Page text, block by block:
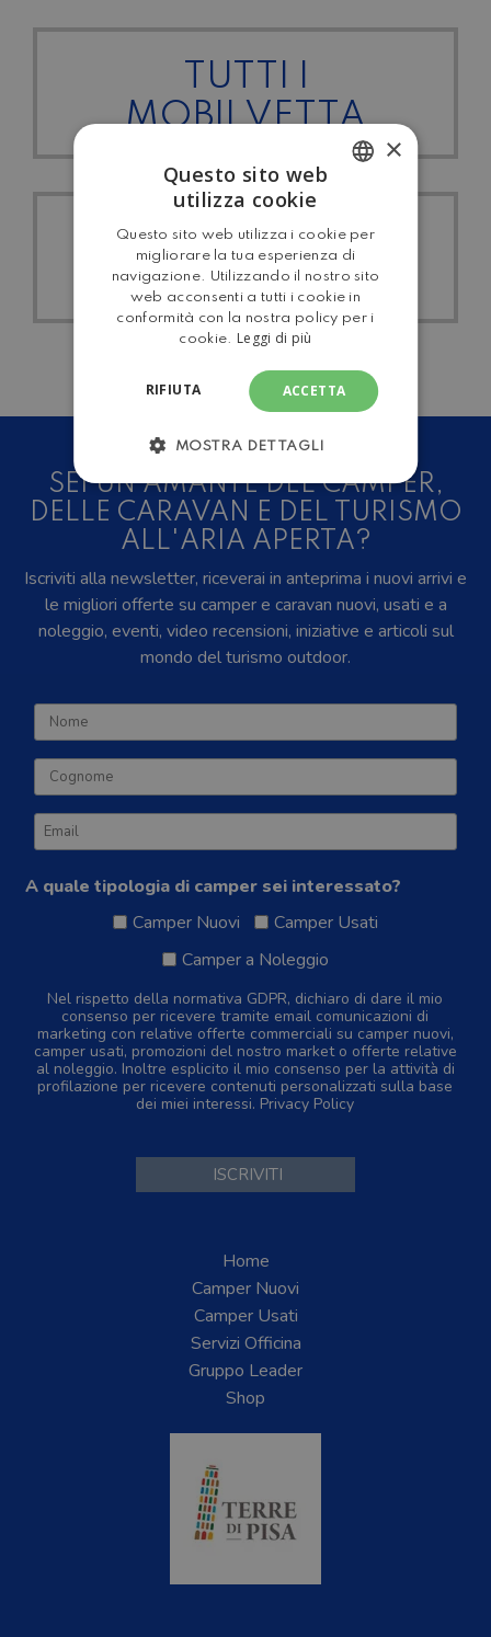
TUTTI I
MOBILVETTA
TUTTI I
SEMINTEGRALI
SEI UN AMANTE DEL CAMPER,
DELLE CARAVAN E DEL TURISMO
ALL'ARIA APERTA?
Iscriviti alla newsletter, riceverai in anteprima i nuovi arrivi e
le migliori offerte su camper e caravan nuovi, usati e a
noleggio, eventi, video recensioni, iniziative e articoli sul
mondo del turismo outdoor.
A quale tipologia di camper sei interessato?
Camper Nuovi
Camper Usati
Camper a Noleggio
Nel rispetto della normativa GDPR, dichiaro di dare il mio
consenso per ricevere tramite email comunicazioni di
marketing con relative offerte commerciali su camper nuovi,
camper usati, promozioni del nostro market o offerte relative
al noleggio. Inoltre esplicito il mio consenso per la attività di
profilazione per ricevere contenuti personalizzati sulla base
dei miei interessi. Privacy Policy
Home
Camper Nuovi
Camper Usati
Servizi Officina
Gruppo Leader
Shop
ENGLISH
×
Questo sito web
utilizza cookie
Questo sito web utilizza i cookie per
migliorare la tua esperienza di
navigazione. Utilizzando il nostro sito
web acconsenti a tutti i cookie in
conformità con la nostra policy per i
cookie. Leggi di più
ACCETTA
RIFIUTA
MOSTRA DETTAGLI